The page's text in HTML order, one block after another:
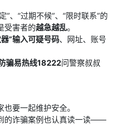
”、“过期不候”、“限时联系”的
受害者的越急越乱。
”输入可疑号码、网址、账号
防骗易热线18222问警察叔叔
要一起维护安全。
的诈骗案例也认真读一读——